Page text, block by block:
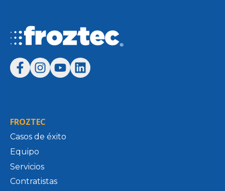
FROZTEC
Casos de éxito
Equipo
Servicios
Contratistas